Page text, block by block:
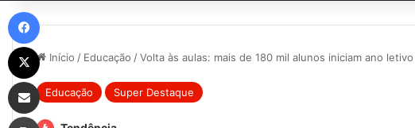
Início / Educação /Volta às aulas: mais de 180 mil alunos iniciam ano
Educação Super Destaque
Compartilhar via e-mail